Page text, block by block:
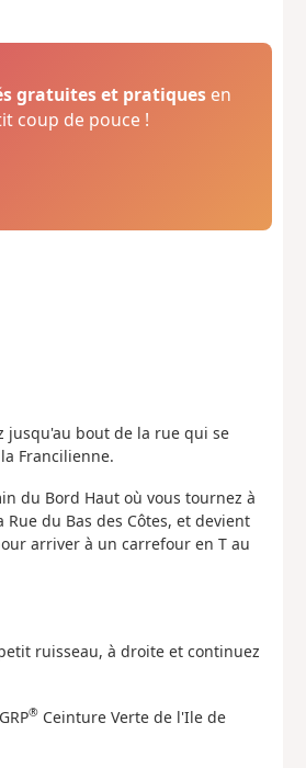
gratuites et pratiques en
coup de pouce !
jusqu'au bout de la rue qui se
Francilienne.
du Bord Haut où vous tournez à
du Bas des Côtes, et devient
arriver à un carrefour en T au
ruisseau, à droite et continuez
®Ceinture Verte de l'Ile de